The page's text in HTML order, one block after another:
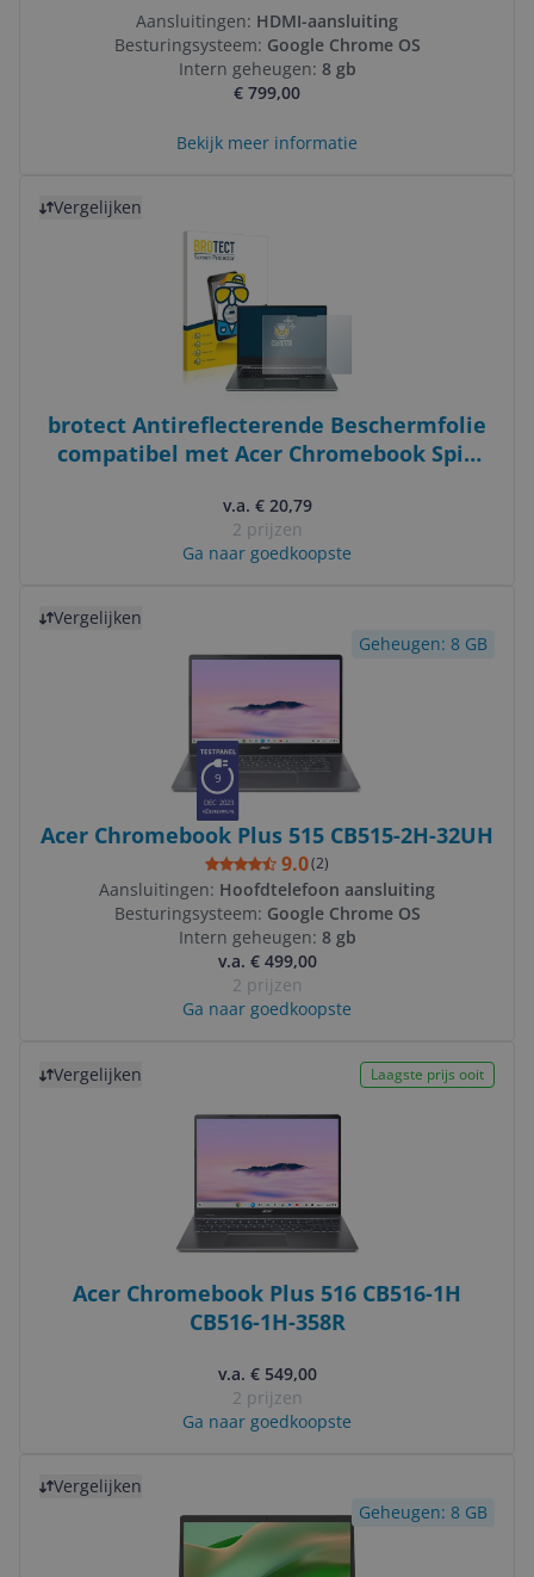
Aansluitingen: HDMI-aansluiting
Besturingsysteem: Google Chrome OS
Intern geheugen: 8 gb
€ 799,00
Bekijk meer informatie
Vergelijken
brotect Antireflecterende Beschermfolie
compatibel met Acer Chromebook Spin
Ontspiegelend
v.a. € 20,79
2 prijzen
Ga naar goedkoopste
Vergelijken
Geheugen: 8 GB
9
DEC 2023
Acer Chromebook Plus 515 CB515-2H-32UH
9.0(2)
Aansluitingen: Hoofdtelefoon aansluiting
Besturingsysteem: Google Chrome OS
Intern geheugen: 8 gb
v.a. € 499,00
2 prijzen
Ga naar goedkoopste
Vergelijken Laagste prijs ooit
Acer Chromebook Plus 516 CB516-1H
CB516-1H-358R
v.a. € 549,00
2 prijzen
Ga naar goedkoopste
Vergelijken
Geheugen: 8 GB